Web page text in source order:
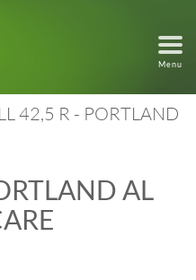
Menu
42,5 R - PORTLAND
AL